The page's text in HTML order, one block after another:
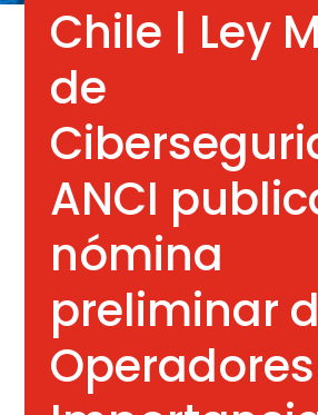
Chile | Ley
de
ANCI
nómina
preliminar